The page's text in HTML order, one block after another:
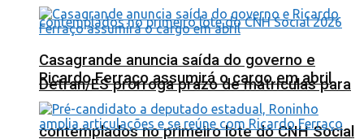
Detran/ES prorroga prazo de matrículas para
contemplados no primeiro lote do CNH Social
Casagrande anuncia saída do governo e
Ricardo Ferraço assumirá o cargo em abril